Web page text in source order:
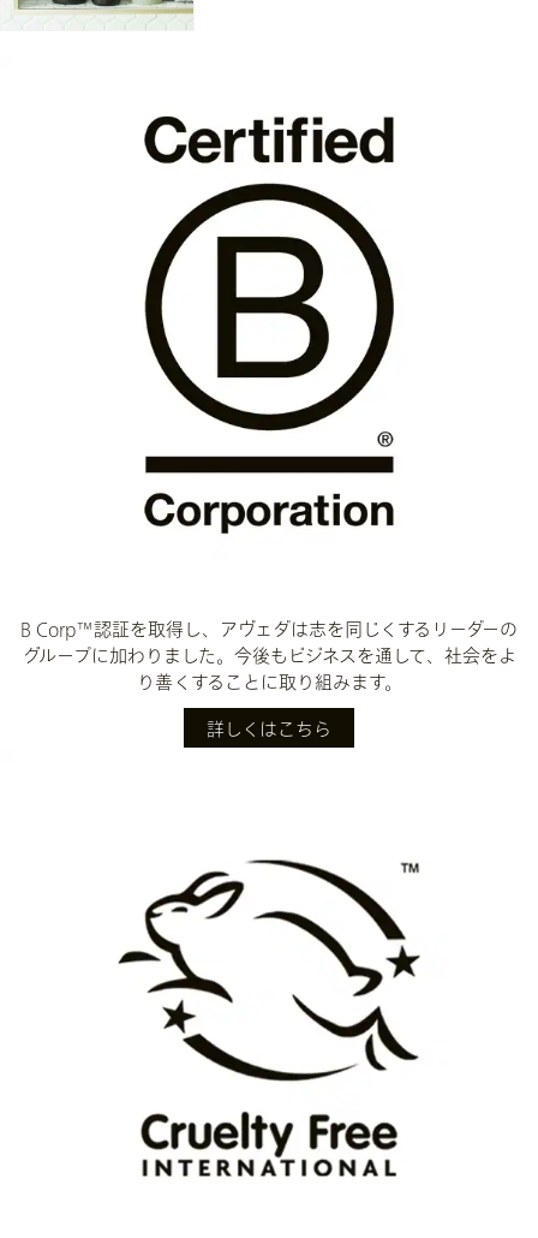
B Corp™認証を取得し、アヴェダは志を同じくするリーダーの
グループに加わりました。今後もビジネスを通して、社会をよ
り善くすることに取り組みます。
詳しくはこちら